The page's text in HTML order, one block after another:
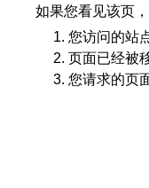
如果您看见该页
您访问的站
页面已经被
您请求的页